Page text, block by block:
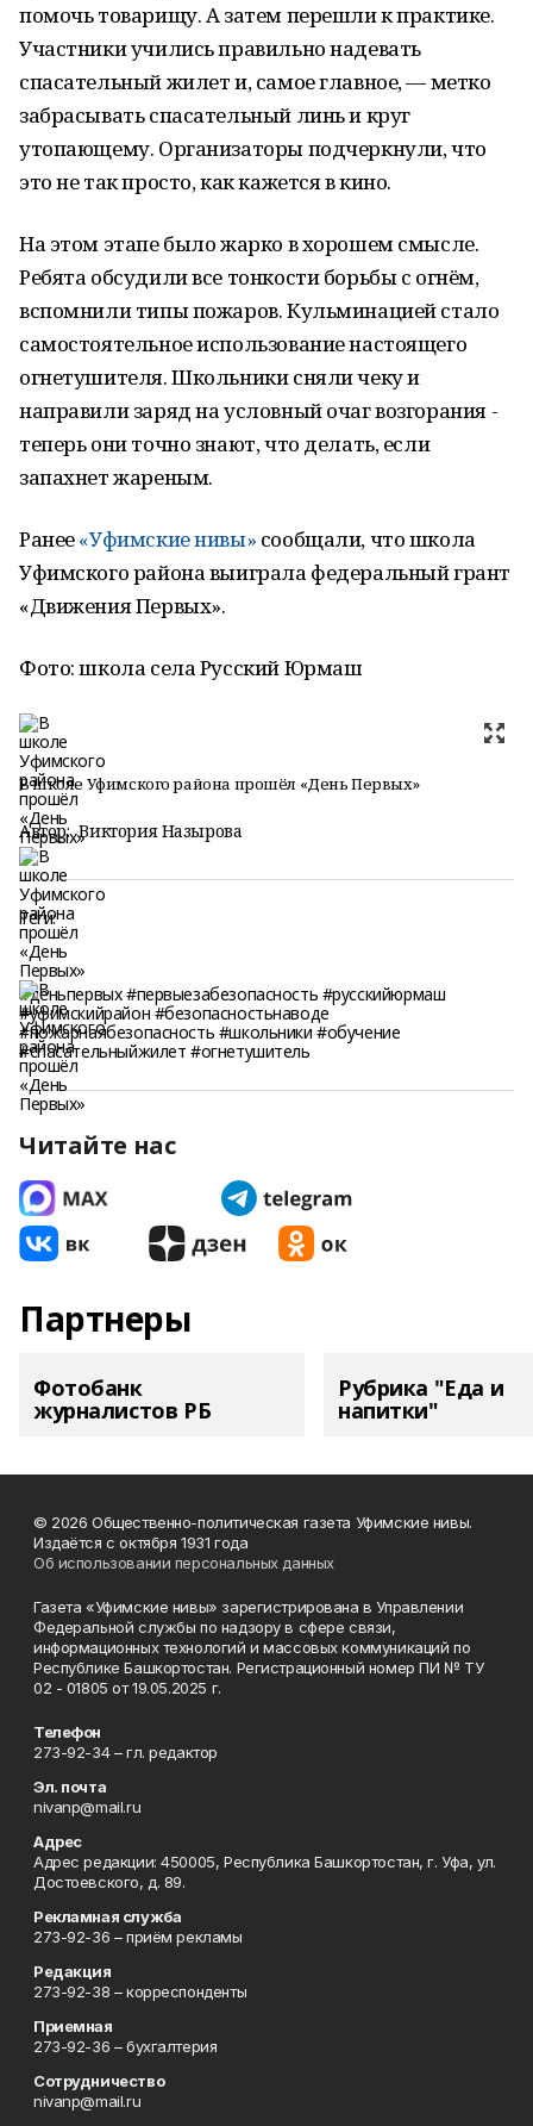
помочь товарищу. А затем перешли к практике.
Участники учились правильно надевать
спасательный жилет и, самое главное, — метко
забрасывать спасательный линь и круг
утопающему. Организаторы подчеркнули, что
это не так просто, как кажется в кино.
На этом этапе было жарко в хорошем смысле.
Ребята обсудили все тонкости борьбы с огнём,
вспомнили типы пожаров. Кульминацией стало
самостоятельное использование настоящего
огнетушителя. Школьники сняли чеку и
направили заряд на условный очаг возгорания -
теперь они точно знают, что делать, если
запахнет жареным.
Ранее«Уфимские нивы» сообщали, что школа
Уфимского района выиграла федеральный грант
«Движения Первых».
Фото: школа села Русский Юрмаш
В школе Уфимского района прошёл «День Первых»
Автор: Виктория Назырова
Теги:
#деньпервых #первыезабезопасность #русскийюрмаш
#уфимскийрайон #безопасностьнаводе
#пожарнаябезопасность #школьники #обучение
#спасательныйжилет #огнетушитель
Читайте нас
Партнеры
Фотобанк
журналистов РБ
Рубрика "Еда и
напитки"
© 2026 Общественно-политическая газета Уфимские нивы.
Издаётся с октября 1931 года
Об использовании персональных данных
Газета «Уфимские нивы» зарегистрирована в Управлении
Федеральной службы по надзору в сфере связи,
информационных технологий и массовых коммуникаций по
Республике Башкортостан. Регистрационный номер ПИ № ТУ
02 - 01805 от 19.05.2025 г.
Телефон
273-92-34 – гл. редактор
Эл. почта
nivanp@mail.ru
Адрес
Адрес редакции: 450005, Республика Башкортостан, г. Уфа, ул.
Достоевского, д. 89.
Рекламная служба
273-92-36 – приём рекламы
Редакция
273-92-38 – корреспонденты
Приемная
273-92-36 – бухгалтерия
Сотрудничество
nivanp@mail.ru